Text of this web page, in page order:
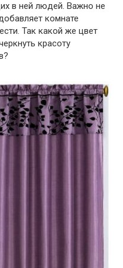
в ней людей. Важно не
комнате
Так какой же цвет
красоту